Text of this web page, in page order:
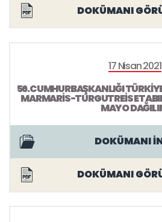
DOKÜMANI
17 Nisan 2021
56.CUMHURBAŞKANLIĞI
MARMARİS-TURGUTREİS
MAYO
DOKÜMANI
DOKÜMANI